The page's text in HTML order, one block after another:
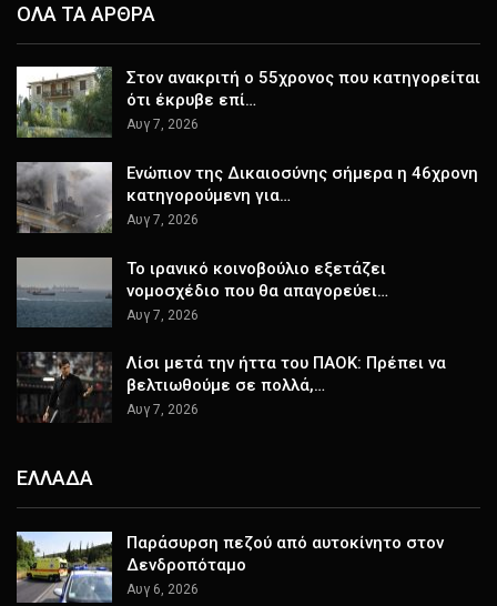
ΟΛΑ ΤΑ ΑΡΘΡΑ
Στον ανακριτή ο 55χρονος που κατηγορείται
ότι έκρυβε επί…
Αυγ 7, 2026
Ενώπιον της Δικαιοσύνης σήμερα η 46χρονη
κατηγορούμενη για…
Αυγ 7, 2026
Το ιρανικό κοινοβούλιο εξετάζει
νομοσχέδιο που θα απαγορεύει…
Αυγ 7, 2026
Λίσι μετά την ήττα του ΠΑΟΚ: Πρέπει να
βελτιωθούμε σε πολλά,…
Αυγ 7, 2026
ΕΛΛΑΔΑ
Παράσυρση πεζού από αυτοκίνητο στον
Δενδροπόταμο
Αυγ 6, 2026